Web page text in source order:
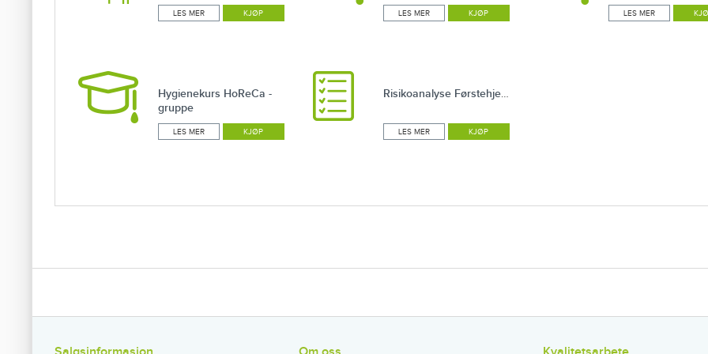
LES MER KJØP LES MER KJØP LES MER
Hygienekurs HoReCa -
gruppe
LES MER KJØP
Risikoanalyse Førstehjelp
LES MER KJØP